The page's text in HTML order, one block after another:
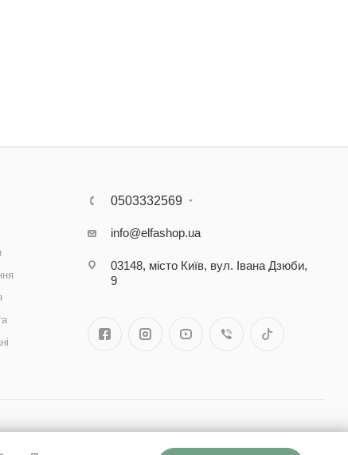
0503332569
info@elfashop.ua
03148, місто Київ, вул. Івана Дзюби,
9